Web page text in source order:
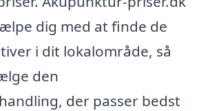
dig med at finde de
i dit lokalområde, så
den
der passer bedst